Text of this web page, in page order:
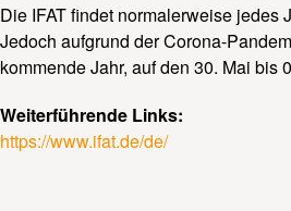
Die IFAT findet normalerweise jedes
Jedoch aufgrund der Corona-
kommende Jahr, auf den 30. Mai bis
Weiterführende Links:
https://www.ifat.de/de/